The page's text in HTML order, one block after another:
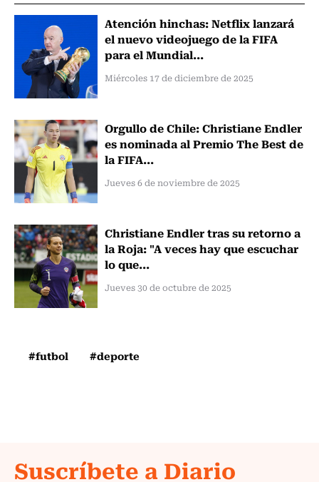
Atención hinchas: Netflix lanzará
el nuevo videojuego de la FIFA
para el Mundial...
Miércoles 17 de diciembre de 2025
Orgullo de Chile: Christiane Endler
es nominada al Premio The Best de
la FIFA...
Jueves 6 de noviembre de 2025
Christiane Endler tras su retorno a
la Roja: "A veces hay que escuchar
lo que...
Jueves 30 de octubre de 2025
#futbol #deporte